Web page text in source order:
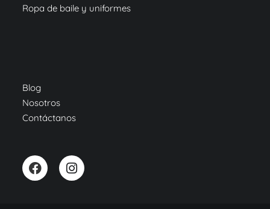
Ropa de baile y uniformes
Blog
Nosotros
Contáctanos